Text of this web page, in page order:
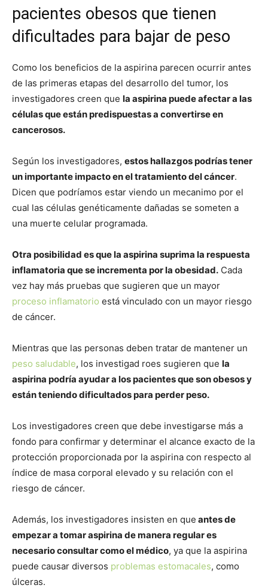
pacientes obesos que tienen
dificultades para bajar de peso
Como los beneficios de la aspirina parecen ocurrir antes
de las primeras etapas del desarrollo del tumor, los
investigadores creen que la aspirina puede afectar a las
células que están predispuestas a convertirse en
cancerosos.
Según los investigadores, estos hallazgos podrías tener
un importante impacto en el tratamiento del cáncer.
Dicen que podríamos estar viendo un mecanimo por el
cual las células genéticamente dañadas se someten a
una muerte celular programada.
Otra posibilidad es que la aspirina suprima la respuesta
inflamatoria que se incrementa por la obesidad. Cada
vez hay más pruebas que sugieren que un mayor
proceso inflamatorio está vinculado con un mayor riesgo
de cáncer.
Mientras que las personas deben tratar de mantener un
peso saludable, los investigad roes sugieren que la
aspirina podría ayudar a los pacientes que son obesos y
están teniendo dificultados para perder peso.
Los investigadores creen que debe investigarse más a
fondo para confirmar y determinar el alcance exacto de la
protección proporcionada por la aspirina con respecto al
índice de masa corporal elevado y su relación con el
riesgo de cáncer.
Además, los investigadores insisten en que antes de
empezar a tomar aspirina de manera regular es
necesario consultar como el médico, ya que la aspirina
puede causar diversos problemas estomacales, como
úlceras.